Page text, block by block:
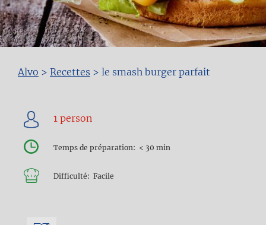
Fil
d'Ariane
Alvo > Recettes > le smash burger parfait
Temps de préparation < 30 min
Difficulté Facile